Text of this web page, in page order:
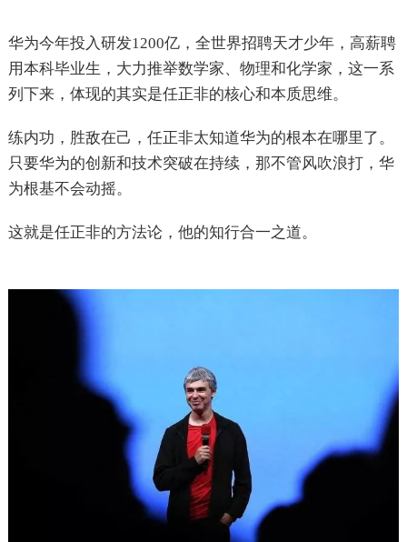
华为今年投入研发1200亿，全世界招聘天才少年，高薪聘
用本科毕业生，大力推举数学家、物理和化学家，这一系
列下来，体现的其实是任正非的核心和本质思维。
练内功，胜敌在己，任正非太知道华为的根本在哪里了。
只要华为的创新和技术突破在持续，那不管风吹浪打，华
为根基不会动摇。
这就是任正非的方法论，他的知行合一之道。